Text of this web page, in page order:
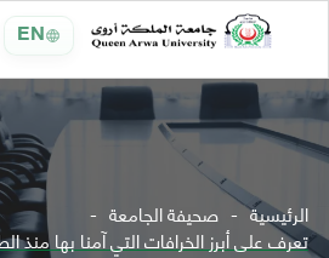
EN
الرئيسية صحيفة الجامعة
تعرف على أبرز الخرافات التي آمنا بها منذ